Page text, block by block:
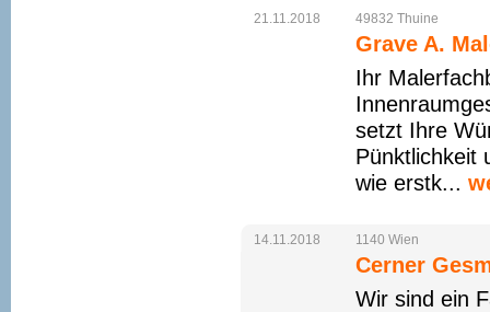
21.11.2018 49832 Thuine
Grave A.
Ihr
setzt Ihre
Pünktlichkeit
wie erstk...
14.11.2018 1140 Wien
Cerner
Wir sind ein